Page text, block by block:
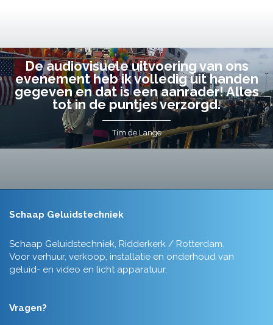
De audiovisuele uitvoering van ons
evenement heb ik volledig uit handen
gegeven en dat is een aanrader! Alles
tot in de puntjes verzorgd.
Tim de Lange
Schaap Geluidstechniek
Schaap Geluidstechniek, Ridderkerk / Rotterdam.
Voor verhuur, verkoop, installatie en onderhoud van
geluid- en video en licht apparatuur.
Vragen?